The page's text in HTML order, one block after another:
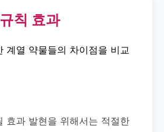
칙 효과
계열 약물들의 차이점을 비교
효과 발현을 위해서는 적절한